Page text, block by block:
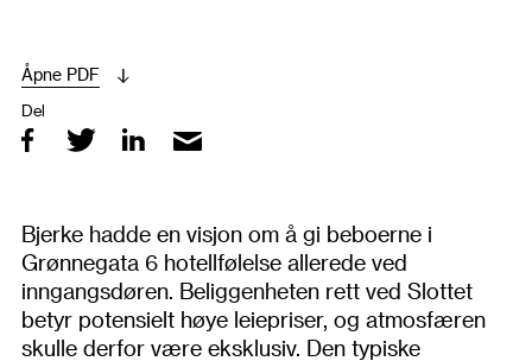
Åpne PDF
Del
Bjerke hadde en visjon om å gi beboerne i
Grønnegata 6 hotellfølelse allerede ved
inngangsdøren. Beliggenheten rett ved Slottet
betyr potensielt høye leiepriser, og atmosfæren
skulle derfor være eksklusiv. Den typiske